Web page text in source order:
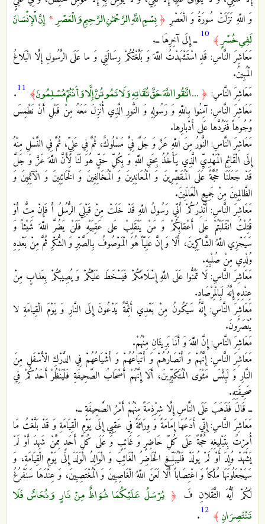
وَ اللَّهِ نَزَلَتْ سُورَةُ وَ الْعَصْرِ ﴿بِسْمِ اللَّهِ الرَّحْمَٰنِ الرَّحِيمِ وَالْعَصْرِ*إِنَّ الْإِنْسَانَ
لَفِي خُسْرٍ﴾ 10 ــ إِلَى آخِرِهَا ــ.
مَعَاشِرَ النَّاسِ: قَدِ اسْتَشْهَدْتُ اللَّهَ وَ بَلَّغْتُكُمْ رِسَالَتِي‏ وَ ما عَلَى الرَّسُولِ إِلَّا الْبَلاغُ
الْمُبِينُ.
مَعَاشِرَ النَّاسِ: ﴿ ... اتَّقُوا اللَّهَ حَقَّ تُقَاتِهِ وَلَا تَمُوتُنَّ إِلَّا وَأَنْتُمْ مُسْلِمُونَ﴾ 11
‏‏.
مَعَاشِرَ النَّاسِ: آمِنُوا بِاللَّهِ وَ رَسُولِهِ وَ النُّورِ الَّذِي أُنْزِلَ مَعَهُ‏ مِنْ قَبْلِ أَنْ نَطْمِسَ
وُجُوهاً فَنَرُدَّها عَلى‏ أَدْبارِها.
مَعَاشِرَ النَّاسِ: النُّورُ مِنَ اللَّهِ عَزَّ وَ جَلَّ فِيَّ مَسْلُوكٌ، ثُمَّ فِي عَلِيٍّ، ثُمَّ فِي النَّسْلِ مِنْهُ
إِلَى الْقَائِمِ الْمَهْدِيِّ الَّذِي يَأْخُذُ بِحَقِ‏ اللَّهِ وَ بِكُلِّ حَقٍّ هُوَ لَنَا لِأَنَّ اللَّهَ عَزَّ وَ جَلَّ
قَدْ جَعَلَنَا حُجَّةً عَلَى الْمُقَصِّرِينَ وَ الْمُعَانِدِينَ وَ الْمُخَالِفِينَ وَ الْخَائِنِينَ وَ الْآثِمِينَ وَ
الظَّالِمِينَ مِنْ جَمِيعِ الْعَالَمِينَ.
مَعَاشِرَ النَّاسِ: أُنْذِرُكُمْ أَنِّي رَسُولُ اللَّهِ قَدْ خَلَتْ مِنْ قَبْلِيَ الرُّسُلُ أَ فَإِنْ مِتُّ أَوْ
قُتِلْتُ‏ انْقَلَبْتُمْ عَلى‏ أَعْقابِكُمْ وَ مَنْ يَنْقَلِبْ عَلى‏ عَقِبَيْهِ فَلَنْ يَضُرَّ اللَّهَ شَيْئاً وَ
سَيَجْزِي اللَّهُ الشَّاكِرِينَ‏، أَلَا وَ إِنَّ عَلِيّاً هُوَ الْمَوْصُوفُ بِالصَّبْرِ وَ الشُّكْرِ ثُمَّ مِنْ بَعْدِهِ
وُلْدِي مِنْ صُلْبِهِ.
مَعَاشِرَ النَّاسِ: لَا تَمُنُّوا عَلَى اللَّهِ إِسْلَامَكُمْ فَيَسْخَطَ عَلَيْكُمْ وَ يُصِيبَكُمْ‏ بِعَذابٍ مِنْ
عِنْدِهِ‏ إِنَّهُ لَبِالْمِرْصَادِ.
مَعَاشِرَ النَّاسِ: إِنَّهُ سَيَكُونُ مِنْ بَعْدِي أَئِمَّةٌ يَدْعُونَ إِلَى النَّارِ وَ يَوْمَ الْقِيامَةِ لا
يُنْصَرُونَ‏.
مَعَاشِرَ النَّاسِ: إِنَّ اللَّهَ وَ أَنَا بَرِيئَانِ مِنْهُمْ.
مَعَاشِرَ النَّاسِ: إِنَّهُمْ وَ أَنْصَارُهُمْ وَ أَتْبَاعُهُمْ وَ أَشْيَاعُهُمْ‏ فِي الدَّرْكِ الْأَسْفَلِ مِنَ
النَّارِ وَ لَبِئْسَ‏ مَثْوَى الْمُتَكَبِّرِينَ‏، أَلَا إِنَّهُمْ أَصْحَابُ الصَّحِيفَةِ فَلْيَنْظُرْ أَحَدُكُمْ فِي
صَحِيفَتِهِ.
ــ قَالَ فَذَهَبَ عَلَى النَّاسِ إِلَّا شِرْذِمَةً مِنْهُمْ أَمْرُ الصَّحِيفَةِ ــ.
مَعَاشِرَ النَّاسِ: إِنِّي أَدَعُهَا إِمَامَةً وَ وِرَاثَةً فِي عَقِبِي إِلَى يَوْمِ الْقِيَامَةِ وَ قَدْ بَلَّغْتُ مَا
أُمِرْتُ بِتَبْلِيغِهِ حُجَّةً عَلَى كُلِّ حَاضِرٍ وَ غَائِبٍ وَ عَلَى كُلِّ أَحَدٍ مِمَّنْ شَهِدَ أَوْ لَمْ
يَشْهَدْ وُلِدَ أَوْ لَمْ يُولَدْ فَلْيُبَلِّغِ الْحَاضِرُ الْغَائِبَ وَ الْوَالِدُ الْوَلَدَ إِلَى يَوْمِ الْقِيَامَةِ، وَ
سَيَجْعَلُونَهَا مُلْكاً وَ اغْتِصَاباً أَلَا لَعَنَ اللَّهُ الْغَاصِبِينَ وَ الْمُغْتَصِبِينَ، وَ عِنْدَهَا سَنَفْرُغُ
لَكُمْ أَيُّهَ الثَّقَلانِ‏ فَ ﴿ يُرْسَلُ عَلَيْكُمَا شُوَاظٌ مِنْ نَارٍ وَنُحَاسٌ فَلَا
تَنْتَصِرَانِ ﴾ 12
.